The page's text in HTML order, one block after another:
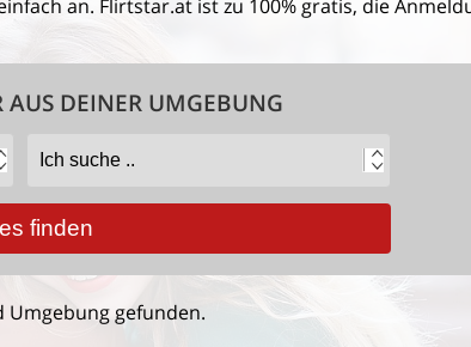
an. Flirtstar.at ist zu 100% gratis, die
DEINER UMGEBUNG
Umgebung gefunden.